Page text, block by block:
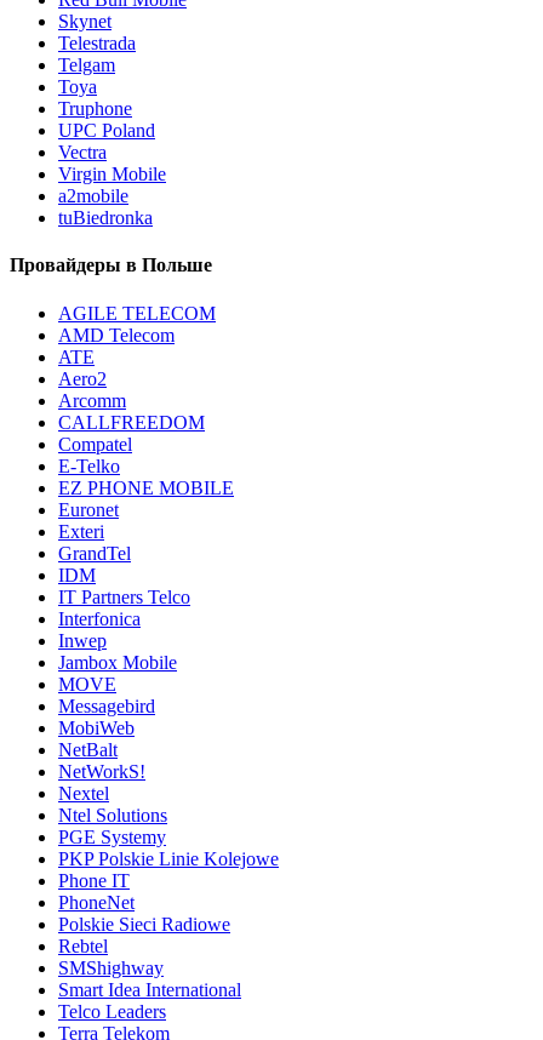
Skynet
Telestrada
Telgam
Toya
Truphone
UPC Poland
Vectra
Virgin Mobile
a2mobile
tuBiedronka
Провайдеры в Польше
AGILE TELECOM
AMD Telecom
ATE
Aero2
Arcomm
CALLFREEDOM
Compatel
E-Telko
EZ PHONE MOBILE
Euronet
Exteri
GrandTel
IDM
IT Partners Telco
Interfonica
Inwep
Jambox Mobile
MOVE
Messagebird
MobiWeb
NetBalt
NetWorkS!
Nextel
Ntel Solutions
PGE Systemy
PKP Polskie Linie Kolejowe
Phone IT
PhoneNet
Polskie Sieci Radiowe
Rebtel
SMShighway
Smart Idea International
Telco Leaders
Terra Telekom